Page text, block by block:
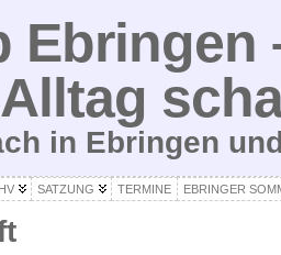
Ebringen
in Ebringen
SATZUNG TERMINE EBRINGER